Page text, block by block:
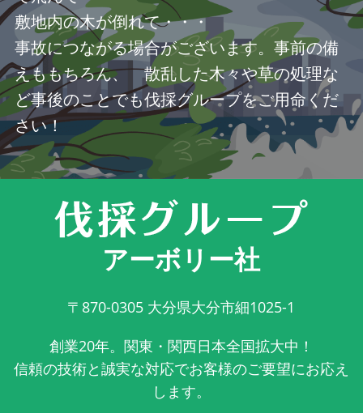
敷地内の木が倒れて・・・
事故につながる場合がございます。事前の備
えももちろん、 散乱した木々や草の処理な
ど事後のことでも伐採グループをご用命くだ
さい！
アーボリー社
〒870-0305 大分県大分市細1025-1
創業20年。関東・関西日本全国拡大中！
信頼の技術と誠実な対応でお客様のご要望にお応え
します。